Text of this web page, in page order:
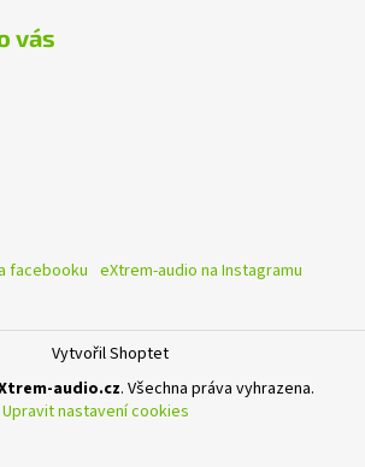
vás
facebooku eXtrem-audio na Instagramu
Vytvořil Shoptet
audio.cz. Všechna práva vyhrazena.
Upravit nastavení cookies